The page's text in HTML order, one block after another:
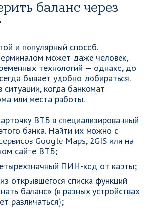
баланс через
и популярный способ.
может даже человек,
технологий — однако, до
бывает удобно добираться.
когда банкомат
или места работы.
ВТБ в специализированный
банка. Найти их можно с
Google Maps, 2GIS или на
сайте ВТБ;
ПИН-код от карты;
открывшегося списка функций
баланс» (в разных устройствах
различаться);